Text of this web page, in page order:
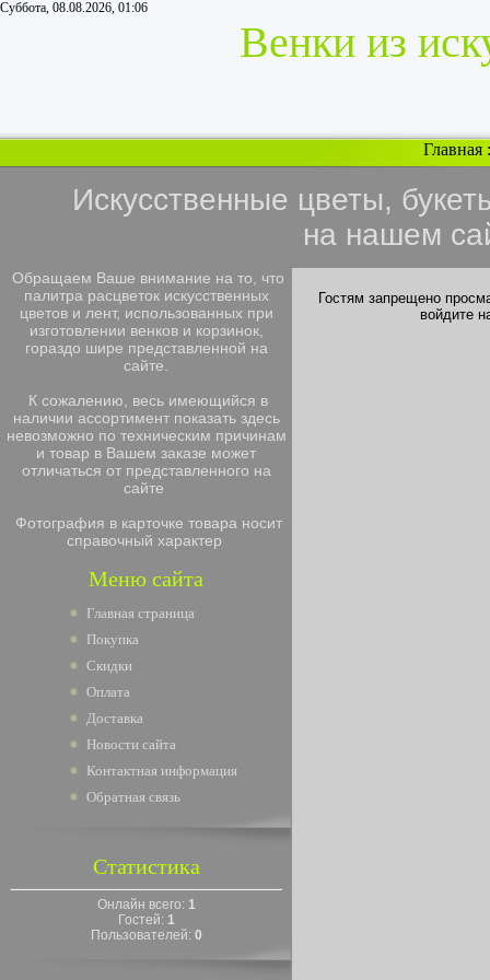
Суббота, 08.08.2026, 01:06
Венки из
Главная
Искусственные цветы,
на нашем
Обращаем Ваше внимание на то, что
палитра расцветок искусственных
цветов и лент, использованных при
изготовлении венков и корзинок,
гораздо шире представленной на
сайте.
К сожалению, весь имеющийся в
наличии ассортимент показать здесь
невозможно по техническим причинам
и товар в Вашем заказе может
отличаться от представленного на
сайте
Фотография в карточке товара носит
справочный характер
Меню сайта
Главная страница
Покупка
Скидки
Оплата
Доставка
Новости сайта
Контактная информация
Обратная связь
Статистика
Онлайн всего: 1
Гостей: 1
Пользователей: 0
Гостям запрещено
войдите